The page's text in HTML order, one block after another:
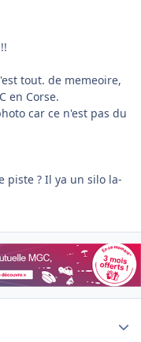
tout. de memeoire,
en Corse.
car ce n'est pas du
piste ? Il ya un silo la-